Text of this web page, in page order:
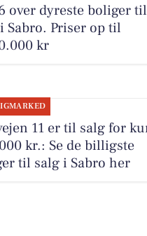
over dyreste boliger til
Sabro. Priser op til
kr
11 er til salg for
kr.: Se de billigste
til salg i Sabro her